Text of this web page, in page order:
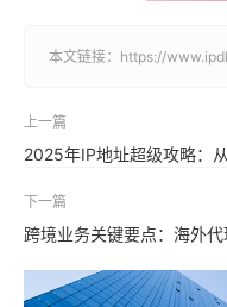
本文链接： https://
上一篇
2025年IP地址超级攻略：
下一篇
跨境业务关键要点：海外